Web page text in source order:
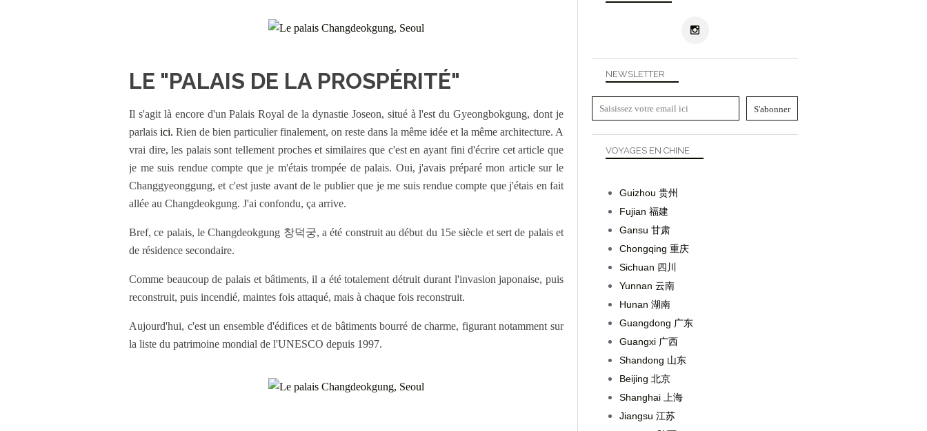
LE "PALAIS DE LA PROSPÉRITÉ"
Il s'agit là encore d'un Palais Royal de la dynastie Joseon, situé à l'est du Gyeongbokgung, dont je
parlais ici. Rien de bien particulier finalement, on reste dans la même idée et la même architecture. A
vrai dire, les palais sont tellement proches et similaires que c'est en ayant fini d'écrire cet article que
je me suis rendue compte que je m'étais trompée de palais. Oui, j'avais préparé mon article sur le
Changgyeonggung, et c'est juste avant de le publier que je me suis rendue compte que j'étais en fait
allée au Changdeokgung. J'ai confondu, ça arrive.
Bref, ce palais, le Changdeokgung 창덕궁, a été construit au début du 15e siècle et sert de palais et
de résidence secondaire.
Comme beaucoup de palais et bâtiments, il a été totalement détruit durant l'invasion japonaise, puis
reconstruit, puis incendié, maintes fois attaqué, mais à chaque fois reconstruit.
Aujourd'hui, c'est un ensemble d'édifices et de bâtiments bourré de charme, figurant notamment sur
la liste du patrimoine mondial de l'UNESCO depuis 1997.
NEWSLETTER
VOYAGES EN CHINE
Guizhou 贵州
Fujian 福建
Gansu 甘肃
Chongqing 重庆
Sichuan 四川
Yunnan 云南
Hunan 湖南
Guangdong 广东
Guangxi 广西
Shandong 山东
Beijing 北京
Shanghai 上海
Jiangsu 江苏